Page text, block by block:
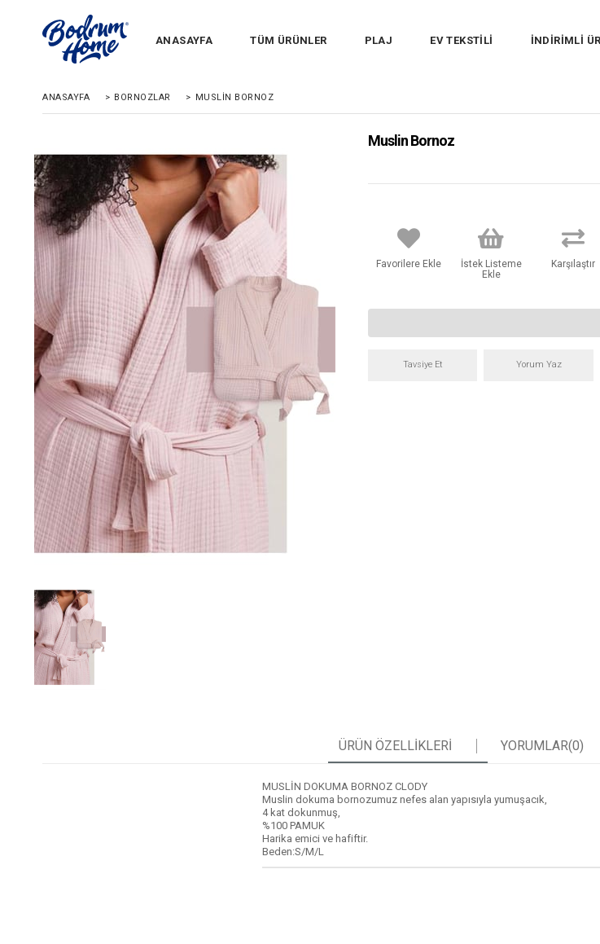
ANASAYFA TÜM ÜRÜNLER PLAJ EV TEKSTİLİ İNDİRİMLİ
ANASAYFA > BORNOZLAR > MUSLIN BORNOZ
Muslin Bornoz
Favorilere Ekle
İstek Listeme
Ekle
Karşılaştır
Tavsiye Et Yorum Yaz
ÜRÜN ÖZELLIKLERI YORUMLAR(0)
MUSLİN DOKUMA BORNOZ CLODY
Muslin dokuma bornozumuz nefes alan yapısıyla yumuşacık,
4 kat dokunmuş,
%100 PAMUK
Harika emici ve hafiftir.
Beden:S/M/L